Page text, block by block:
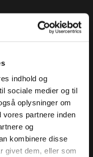
indhold og
sociale medier og til
oplysninger om
partnere inden
og
kombinere disse
givet dem, eller som
gælder til hele
destinationer i
VT Bus på
02. Er der
også kontaktes på
navn, adresse og